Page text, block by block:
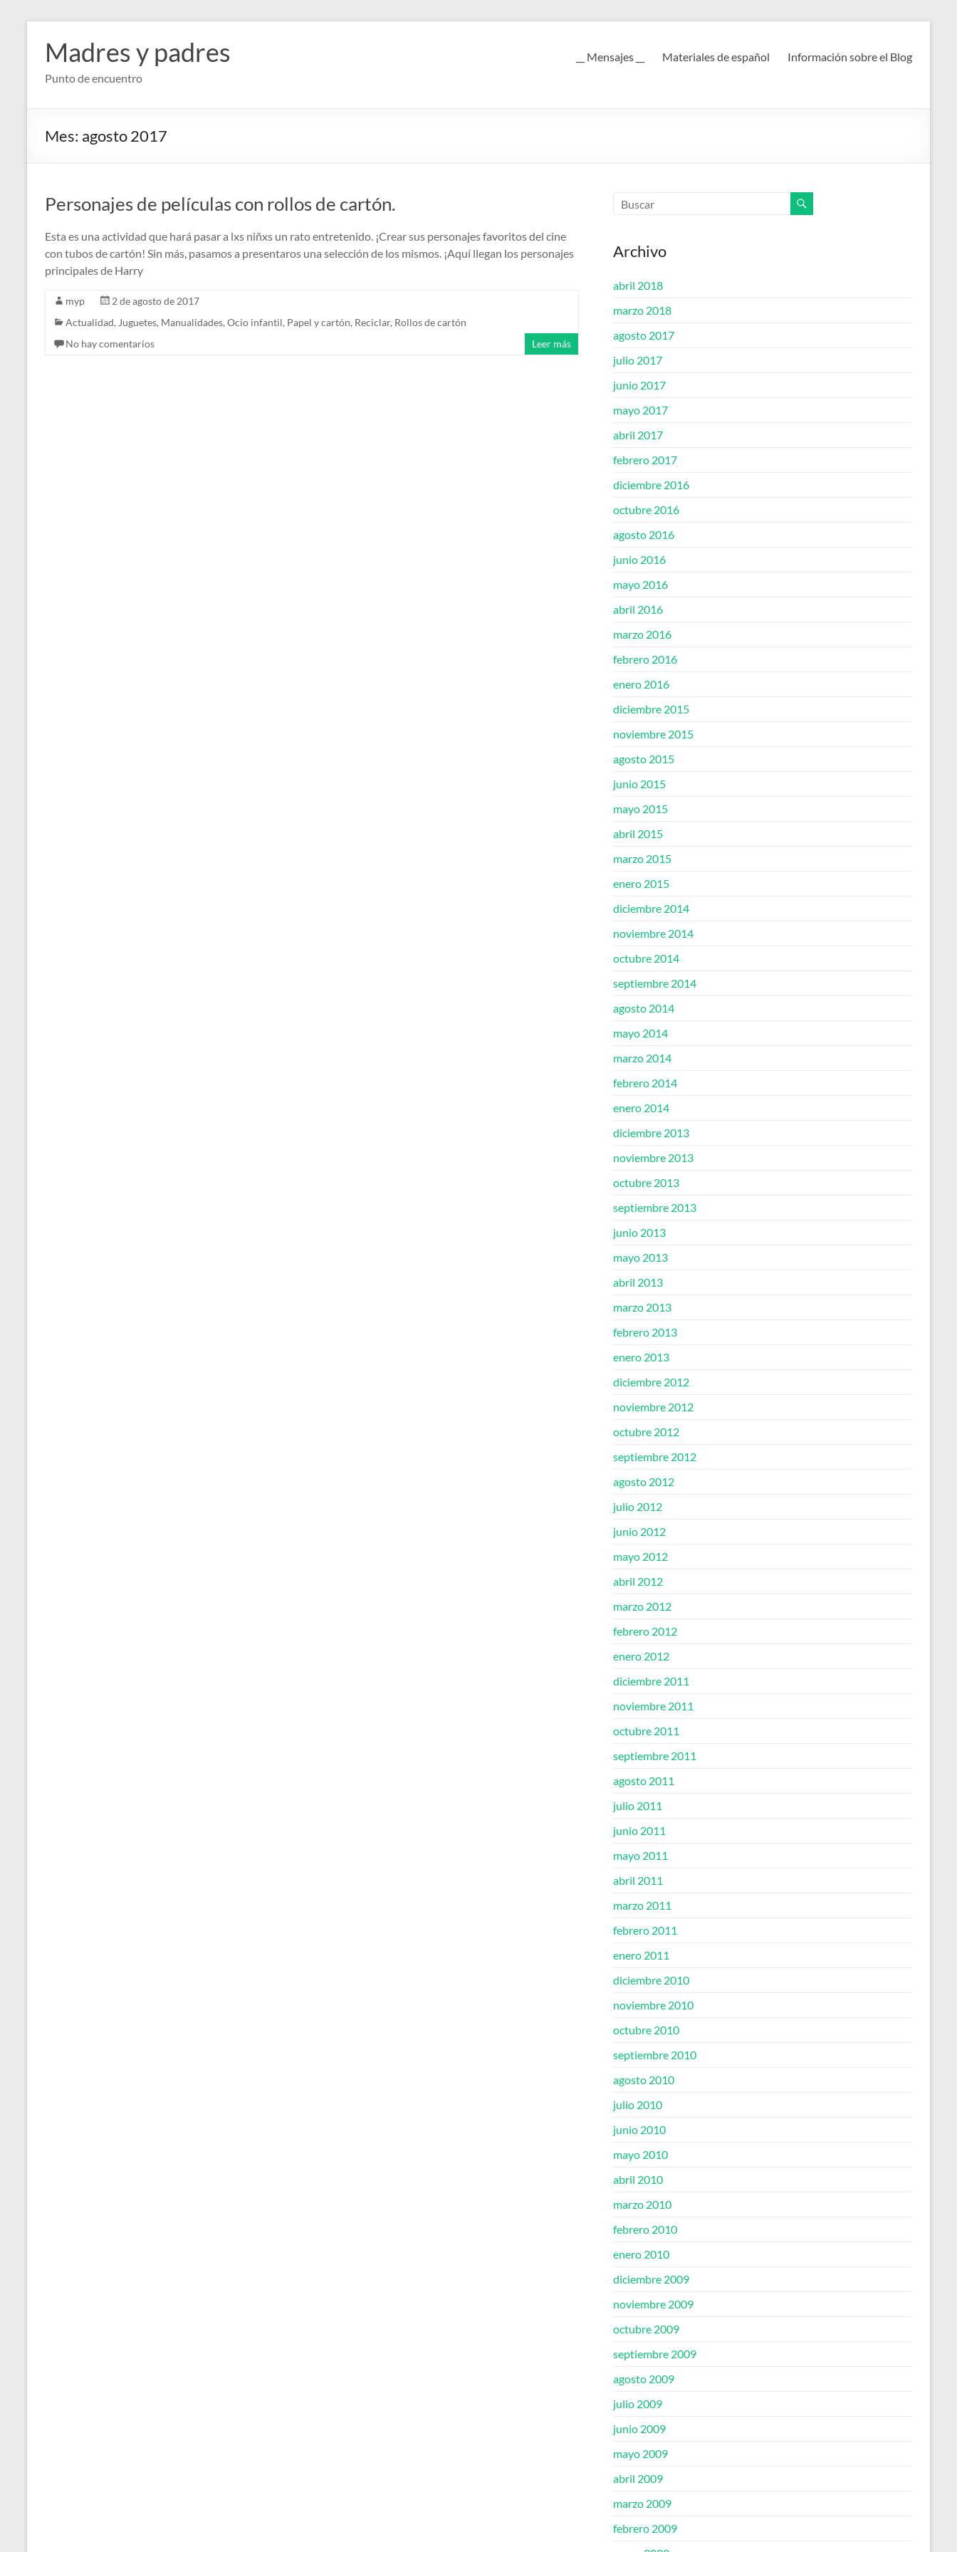
contenido
Madres y padres
Punto de encuentro
__ Mensajes __ Materiales de español Información sobre el Blog
Mes: agosto 2017
Personajes de películas con rollos de cartón.
Esta es una actividad que hará pasar a lxs niñxs un rato entretenido. ¡Crear sus personajes favoritos del cine
con tubos de cartón! Sin más, pasamos a presentaros una selección de los mismos. ¡Aquí llegan los personajes
principales de Harry
myp
2 de agosto de 2017
Actualidad, Juguetes, Manualidades, Ocio infantil, Papel y cartón, Reciclar, Rollos de cartón
No hay comentarios
Leer más
Archivo
abril 2018
marzo 2018
agosto 2017
julio 2017
junio 2017
mayo 2017
abril 2017
febrero 2017
diciembre 2016
octubre 2016
agosto 2016
junio 2016
mayo 2016
abril 2016
marzo 2016
febrero 2016
enero 2016
diciembre 2015
noviembre 2015
agosto 2015
junio 2015
mayo 2015
abril 2015
marzo 2015
enero 2015
diciembre 2014
noviembre 2014
octubre 2014
septiembre 2014
agosto 2014
mayo 2014
marzo 2014
febrero 2014
enero 2014
diciembre 2013
noviembre 2013
octubre 2013
septiembre 2013
junio 2013
mayo 2013
abril 2013
marzo 2013
febrero 2013
enero 2013
diciembre 2012
noviembre 2012
octubre 2012
septiembre 2012
agosto 2012
julio 2012
junio 2012
mayo 2012
abril 2012
marzo 2012
febrero 2012
enero 2012
diciembre 2011
noviembre 2011
octubre 2011
septiembre 2011
agosto 2011
julio 2011
junio 2011
mayo 2011
abril 2011
marzo 2011
febrero 2011
enero 2011
diciembre 2010
noviembre 2010
octubre 2010
septiembre 2010
agosto 2010
julio 2010
junio 2010
mayo 2010
abril 2010
marzo 2010
febrero 2010
enero 2010
diciembre 2009
noviembre 2009
octubre 2009
septiembre 2009
agosto 2009
julio 2009
junio 2009
mayo 2009
abril 2009
marzo 2009
febrero 2009